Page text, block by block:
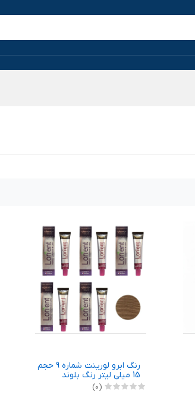
رنگ ابرو لورینت شماره 9 حجم
15 میلی لیتر رنگ بلوند
روناسی بسته 5 عددی
(0)